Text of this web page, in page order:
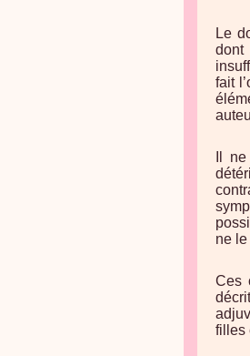
Le
dont
fait
Il
ne
Ces
filles